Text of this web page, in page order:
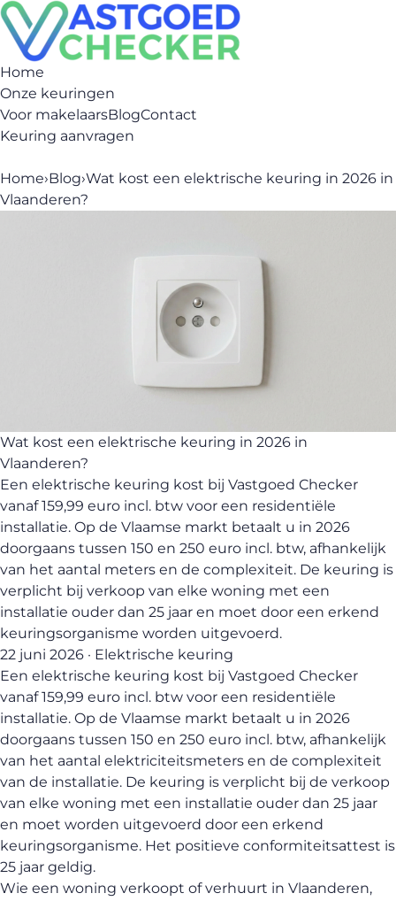
Home
Onze keuringen
Voor makelaarsBlogContact
Keuring aanvragen
Home›Blog›Wat kost een elektrische keuring in 2026 in
Vlaanderen?
Wat kost een elektrische keuring in 2026 in
Vlaanderen?
Een elektrische keuring kost bij Vastgoed Checker
vanaf 159,99 euro incl. btw voor een residentiële
installatie. Op de Vlaamse markt betaalt u in 2026
doorgaans tussen 150 en 250 euro incl. btw, afhankelijk
van het aantal meters en de complexiteit. De keuring is
verplicht bij verkoop van elke woning met een
installatie ouder dan 25 jaar en moet door een erkend
keuringsorganisme worden uitgevoerd.
22 juni 2026 · Elektrische keuring
Een elektrische keuring kost bij Vastgoed Checker
vanaf 159,99 euro incl. btw voor een residentiële
installatie. Op de Vlaamse markt betaalt u in 2026
doorgaans tussen 150 en 250 euro incl. btw, afhankelijk
van het aantal elektriciteitsmeters en de complexiteit
van de installatie. De keuring is verplicht bij de verkoop
van elke woning met een installatie ouder dan 25 jaar
en moet worden uitgevoerd door een erkend
keuringsorganisme. Het positieve conformiteitsattest is
25 jaar geldig.
Wie een woning verkoopt of verhuurt in Vlaanderen,